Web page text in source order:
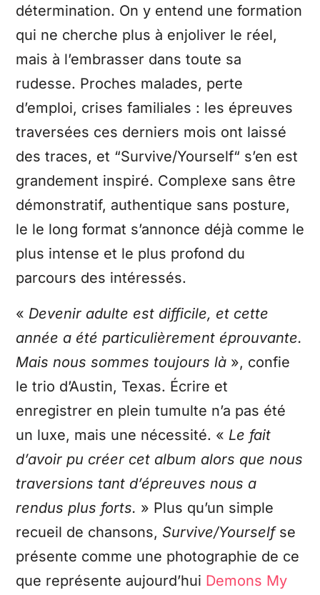
détermination. On y entend une formation
qui ne cherche plus à enjoliver le réel,
mais à l’embrasser dans toute sa
rudesse. Proches malades, perte
d’emploi, crises familiales : les épreuves
traversées ces derniers mois ont laissé
des traces, et “Survive/Yourself“ s’en est
grandement inspiré. Complexe sans être
démonstratif, authentique sans posture,
le le long format s’annonce déjà comme le
plus intense et le plus profond du
parcours des intéressés.
« Devenir adulte est difficile, et cette
année a été particulièrement éprouvante.
Mais nous sommes toujours là», confie
le trio d’Austin, Texas. Écrire et
enregistrer en plein tumulte n’a pas été
un luxe, mais une nécessité. « Le fait
d’avoir pu créer cet album alors que nous
traversions tant d’épreuves nous a
rendus plus forts. » Plus qu’un simple
recueil de chansons, Survive/Yourselfse
présente comme une photographie de ce
que représente aujourd’hui Demons My